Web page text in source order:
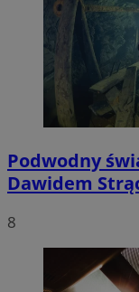
Podwodny
Dawidem
8